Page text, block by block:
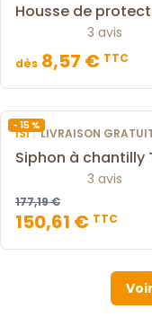
Housse de
3 avis
dès 8,57 € TTC
- 15 %
ISI| LIVRAISON
Siphon à chantilly
3 avis
177,19 €
150,61 € TTC